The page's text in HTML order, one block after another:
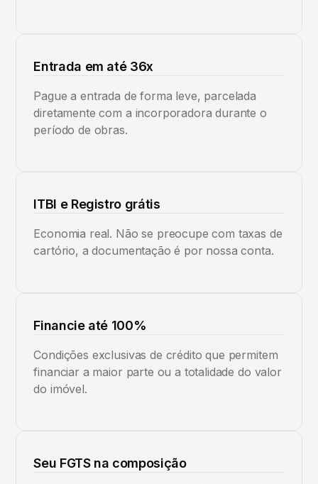
Entrada em até 36x
Pague a entrada de forma leve, parcelada
diretamente com a incorporadora durante o
período de obras.
ITBI e Registro grátis
Economia real. Não se preocupe com taxas de
cartório, a documentação é por nossa conta.
Financie até 100%
Condições exclusivas de crédito que permitem
financiar a maior parte ou a totalidade do valor
do imóvel.
Seu FGTS na composição